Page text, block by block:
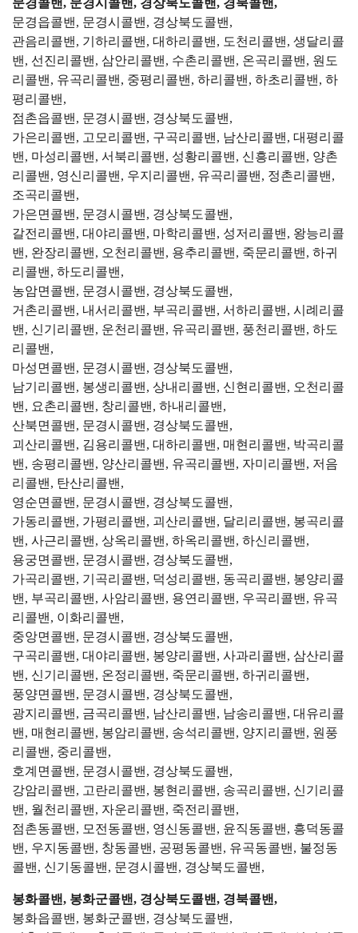
문경콜밴, 문경시콜밴, 경상북도콜밴, 경북콜밴,
문경읍콜밴, 문경시콜밴, 경상북도콜밴,
관음리콜밴, 기하리콜밴, 대하리콜밴, 도천리콜밴, 생달리콜
밴, 선진리콜밴, 삼안리콜밴, 수촌리콜밴, 온곡리콜밴, 원도
리콜밴, 유곡리콜밴, 중평리콜밴, 하리콜밴, 하초리콜밴, 하
평리콜밴,
점촌읍콜밴, 문경시콜밴, 경상북도콜밴,
가은리콜밴, 고모리콜밴, 구곡리콜밴, 남산리콜밴, 대평리콜
밴, 마성리콜밴, 서북리콜밴, 성황리콜밴, 신흥리콜밴, 양촌
리콜밴, 영신리콜밴, 우지리콜밴, 유곡리콜밴, 정촌리콜밴,
조곡리콜밴,
가은면콜밴, 문경시콜밴, 경상북도콜밴,
갈전리콜밴, 대야리콜밴, 마학리콜밴, 성저리콜밴, 왕능리콜
밴, 완장리콜밴, 오천리콜밴, 용추리콜밴, 죽문리콜밴, 하귀
리콜밴, 하도리콜밴,
농암면콜밴, 문경시콜밴, 경상북도콜밴,
거촌리콜밴, 내서리콜밴, 부곡리콜밴, 서하리콜밴, 시례리콜
밴, 신기리콜밴, 운천리콜밴, 유곡리콜밴, 풍천리콜밴, 하도
리콜밴,
마성면콜밴, 문경시콜밴, 경상북도콜밴,
남기리콜밴, 봉생리콜밴, 상내리콜밴, 신현리콜밴, 오천리콜
밴, 요촌리콜밴, 창리콜밴, 하내리콜밴,
산북면콜밴, 문경시콜밴, 경상북도콜밴,
괴산리콜밴, 김용리콜밴, 대하리콜밴, 매현리콜밴, 박곡리콜
밴, 송평리콜밴, 양산리콜밴, 유곡리콜밴, 자미리콜밴, 저음
리콜밴, 탄산리콜밴,
영순면콜밴, 문경시콜밴, 경상북도콜밴,
가동리콜밴, 가평리콜밴, 괴산리콜밴, 달리리콜밴, 봉곡리콜
밴, 사근리콜밴, 상옥리콜밴, 하옥리콜밴, 하신리콜밴,
용궁면콜밴, 문경시콜밴, 경상북도콜밴,
가곡리콜밴, 기곡리콜밴, 덕성리콜밴, 동곡리콜밴, 봉양리콜
밴, 부곡리콜밴, 사암리콜밴, 용연리콜밴, 우곡리콜밴, 유곡
리콜밴, 이화리콜밴,
중앙면콜밴, 문경시콜밴, 경상북도콜밴,
구곡리콜밴, 대야리콜밴, 봉양리콜밴, 사과리콜밴, 삼산리콜
밴, 신기리콜밴, 온정리콜밴, 죽문리콜밴, 하귀리콜밴,
풍양면콜밴, 문경시콜밴, 경상북도콜밴,
광지리콜밴, 금곡리콜밴, 남산리콜밴, 남송리콜밴, 대유리콜
밴, 매현리콜밴, 봉암리콜밴, 송석리콜밴, 양지리콜밴, 원풍
리콜밴, 중리콜밴,
호계면콜밴, 문경시콜밴, 경상북도콜밴,
강암리콜밴, 고란리콜밴, 봉현리콜밴, 송곡리콜밴, 신기리콜
밴, 월천리콜밴, 자운리콜밴, 죽전리콜밴,
점촌동콜밴, 모전동콜밴, 영신동콜밴, 윤직동콜밴, 흥덕동콜
밴, 우지동콜밴, 창동콜밴, 공평동콜밴, 유곡동콜밴, 불정동
콜밴, 신기동콜밴, 문경시콜밴, 경상북도콜밴,
봉화콜밴, 봉화군콜밴, 경상북도콜밴, 경북콜밴,
봉화읍콜밴, 봉화군콜밴, 경상북도콜밴,